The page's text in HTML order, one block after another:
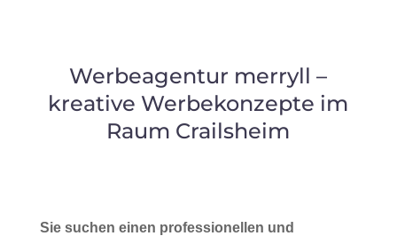
Werbeagentur merryll –
kreative Werbekonzepte im
Raum Crailsheim
Sie suchen einen professionellen und